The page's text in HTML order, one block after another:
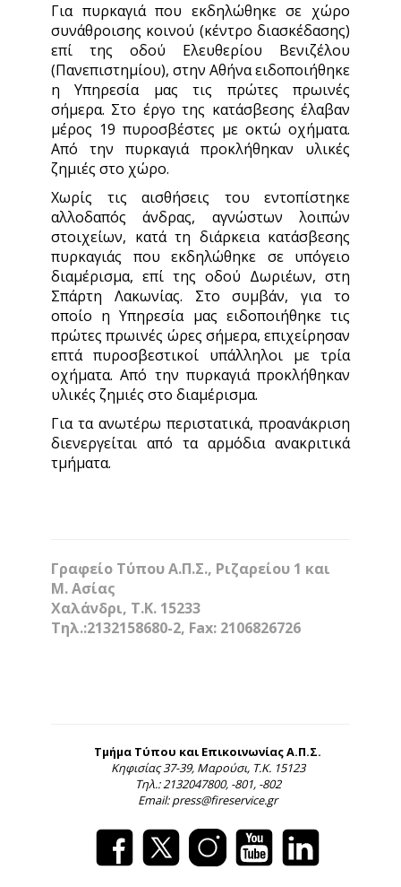
Για πυρκαγιά που εκδηλώθηκε σε χώρο
συνάθροισης κοινού (κέντρο διασκέδασης)
επί της οδού Ελευθερίου Βενιζέλου
(Πανεπιστημίου), στην Αθήνα ειδοποιήθηκε
η Υπηρεσία μας τις πρώτες πρωινές
σήμερα. Στο έργο της κατάσβεσης έλαβαν
μέρος 19 πυροσβέστες με οκτώ οχήματα.
Από την πυρκαγιά προκλήθηκαν υλικές
ζημιές στο χώρο.
Χωρίς τις αισθήσεις του εντοπίστηκε
αλλοδαπός άνδρας, αγνώστων λοιπών
στοιχείων, κατά τη διάρκεια κατάσβεσης
πυρκαγιάς που εκδηλώθηκε σε υπόγειο
διαμέρισμα, επί της οδού Δωριέων, στη
Σπάρτη Λακωνίας. Στο συμβάν, για το
οποίο η Υπηρεσία μας ειδοποιήθηκε τις
πρώτες πρωινές ώρες σήμερα, επιχείρησαν
επτά πυροσβεστικοί υπάλληλοι με τρία
οχήματα. Από την πυρκαγιά προκλήθηκαν
υλικές ζημιές στο διαμέρισμα.
Για τα ανωτέρω περιστατικά, προανάκριση
διενεργείται από τα αρμόδια ανακριτικά
τμήματα.
Γραφείο Τύπου Α.Π.Σ., Ριζαρείου 1 και
Μ. Ασίας
Χαλάνδρι, Τ.Κ. 15233
Τηλ.:2132158680-2, Fax: 2106826726
Τμήμα Τύπου και Επικοινωνίας Α.Π.Σ.
Κηφισίας 37-39, Μαρούσι, Τ.Κ. 15123
Τηλ.: 2132047800, -801, -802
Email: press@fireservice.gr